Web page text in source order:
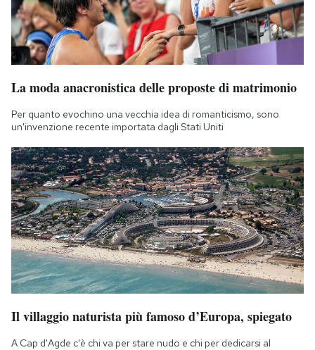
La moda anacronistica delle proposte di matrimonio
Per quanto evochino una vecchia idea di romanticismo, sono
un'invenzione recente importata dagli Stati Uniti
Il villaggio naturista più famoso d’Europa, spiegato
A Cap d'Agde c'è chi va per stare nudo e chi per dedicarsi al